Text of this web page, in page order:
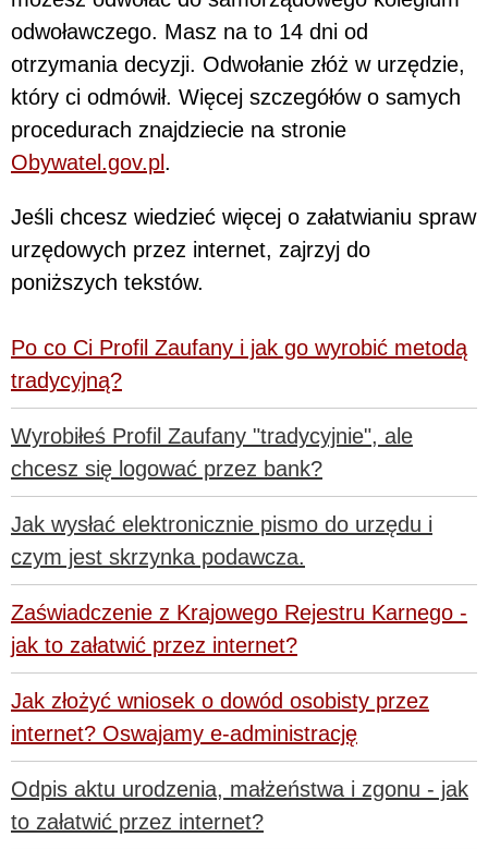
odwoławczego. Masz na to 14 dni od
otrzymania decyzji. Odwołanie złóż w urzędzie,
który ci odmówił. Więcej szczegółów o samych
procedurach znajdziecie na stronie
Obywatel.gov.pl .
Jeśli chcesz wiedzieć więcej o załatwianiu spraw
urzędowych przez internet, zajrzyj do
poniższych tekstów.
Po co Ci Profil Zaufany i jak go wyrobić metodą
tradycyjną?
Wyrobiłeś Profil Zaufany "tradycyjnie", ale
chcesz się logować przez bank?
Jak wysłać elektronicznie pismo do urzędu i
czym jest skrzynka podawcza.
Zaświadczenie z Krajowego Rejestru Karnego -
jak to załatwić przez internet?
Jak złożyć wniosek o dowód osobisty przez
internet? Oswajamy e-administrację
Odpis aktu urodzenia, małżeństwa i zgonu - jak
to załatwić przez internet?